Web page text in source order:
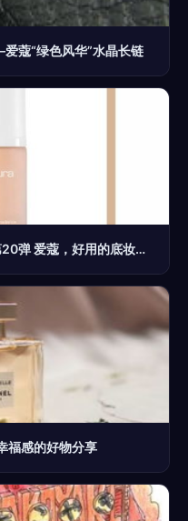
蔻“绿色风华”水晶长链
2018瑞丽美容大赏·粉丝最爱奖第20弹 爱蔻，好用的底妆给女生的安全感
福感的好物分享